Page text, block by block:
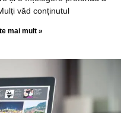
văd conținutul
mai mult »